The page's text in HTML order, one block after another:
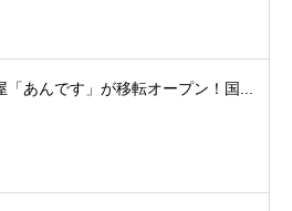
「あんです」が移転オープン！国...